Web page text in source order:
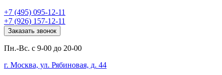
+7 (495) 095-12-11
+7 (926) 157-12-11
Заказать звонок
Пн.-Вс. с 9-00 до 20-00
г. Москва, ул. Рябиновая, д. 44